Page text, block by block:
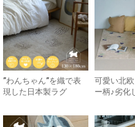
”わんちゃん”を織で表
現した日本製ラグ
可愛い北
ー柄♪劣化